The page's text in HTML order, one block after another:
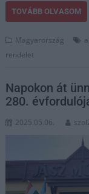
TOVÁBB OLVASOM
Magyarország
rendelet
Napokon át
280.
2025.05.06.